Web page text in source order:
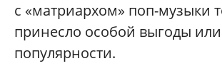
с «матриархом» поп-музыки
принесло особой выгоды или
популярности.